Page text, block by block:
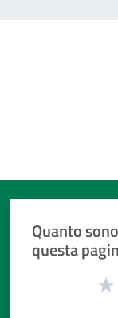
Quanto
questa
Valuta da 1 a 5